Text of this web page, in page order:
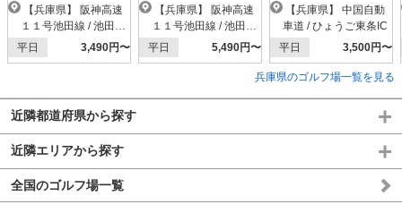
１１号池田線 / 池田木
部IC
平日 3,490円〜
１１号池田線 / 池田木
部IC
平日 5,490円〜
車道 / ひょうご東条IC
平日
3,500円〜
兵庫県のゴルフ場一覧を見る
近隣都道府県から探す
近隣エリアから探す
全国のゴルフ場一覧